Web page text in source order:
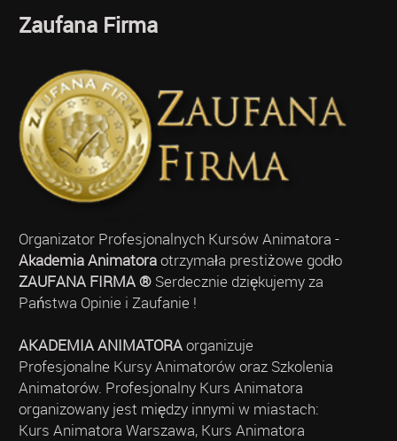
Zaufana Firma
Organizator Profesjonalnych Kursów Animatora -
Akademia Animatoraotrzymała prestiżowe godło
ZAUFANA FIRMA ®Serdecznie dziękujemy za
Państwa Opinie i Zaufanie !
AKADEMIA ANIMATORAorganizuje
Profesjonalne Kursy Animatorów oraz Szkolenia
Animatorów. Profesjonalny Kurs Animatora
organizowany jest między innymi w miastach:
Kurs Animatora Warszawa, Kurs Animatora